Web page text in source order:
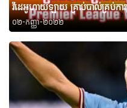
វីដេអូហាយឡាយ គ្រាប់បាល់គ្រប់កា
០២-កញ្ញា-២០២២